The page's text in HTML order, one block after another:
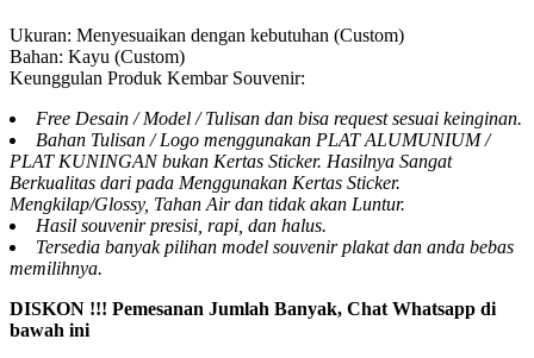
Ukuran: Menyesuaikan dengan kebutuhan (Custom)
Bahan: Kayu (Custom)
Keunggulan Produk Kembar Souvenir:
Free Desain / Model / Tulisan dan bisa request sesuai keinginan.
Bahan Tulisan / Logo menggunakan PLAT ALUMUNIUM /
PLAT KUNINGAN bukan Kertas Sticker. Hasilnya Sangat
Berkualitas dari pada Menggunakan Kertas Sticker.
Mengkilap/Glossy, Tahan Air dan tidak akan Luntur.
Hasil souvenir presisi, rapi, dan halus.
Tersedia banyak pilihan model souvenir plakat dan anda bebas
memilihnya.
DISKON !!! Pemesanan Jumlah Banyak, Chat Whatsapp di
bawah ini